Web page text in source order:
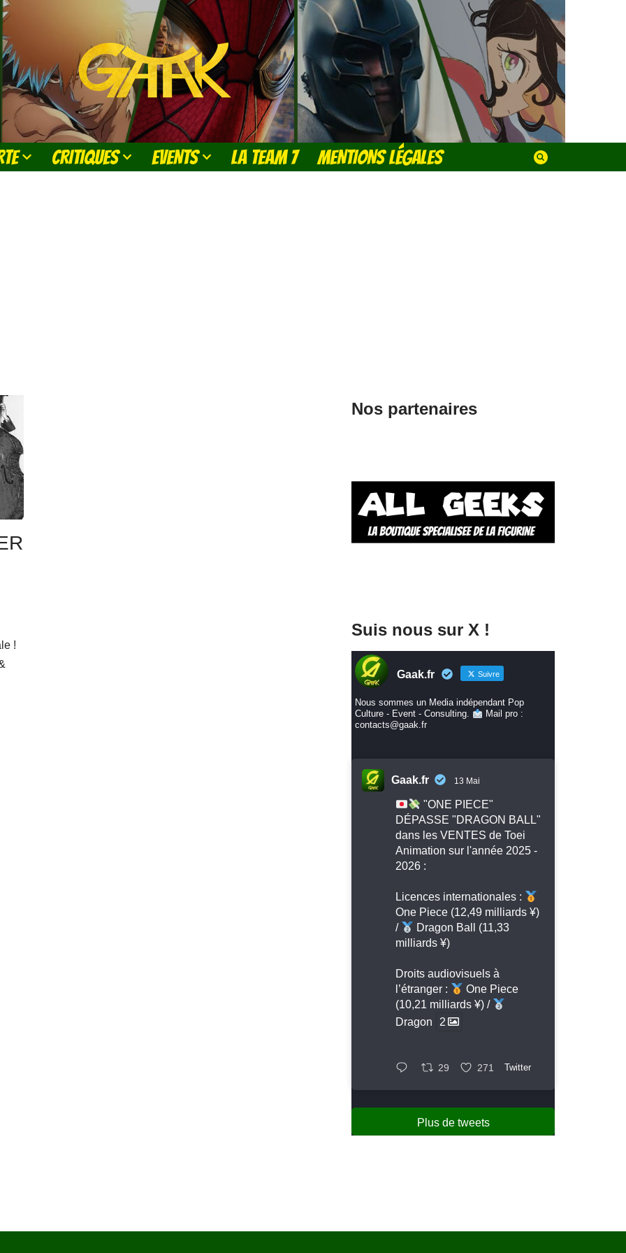
CRITIQUES EVENTS LA TEAM 7 MENTIONS LÉGALES
!
Nos partenaires
Suis nous sur X !
Gaak.fr Suivre
Nous sommes un Media indépendant Pop
Culture - Event - Consulting.
Mail pro :
contacts@gaak.fr
Gaak.fr 13 Mai
"ONE PIECE"
DÉPASSE "DRAGON BALL"
dans les VENTES de Toei
Animation sur l'année 2025 -
2026 :
Licences internationales :
One Piece (12,49 milliards ¥)
/
Dragon Ball (11,33
milliards ¥)
Droits audiovisuels à
l’étranger :
One Piece
(10,21 milliards ¥) /
Dragon
2
29 271 Twitter
Plus de tweets